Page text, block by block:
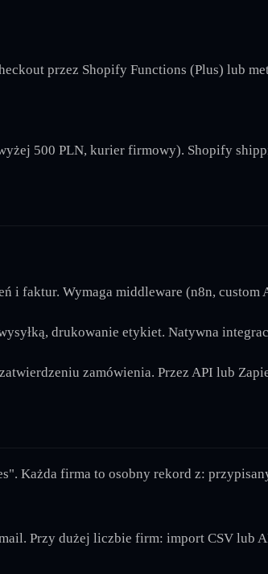
przez Shopify Functions (Plus) lub
500 PLN, kurier firmowy). Shopify
i faktur. Wymaga middleware (n8n,
drukowanie etykiet. Natywna
zamówienia. Przez API lub
Każda firma to osobny rekord z:
Przy dużej liczbie firm: import CSV lub